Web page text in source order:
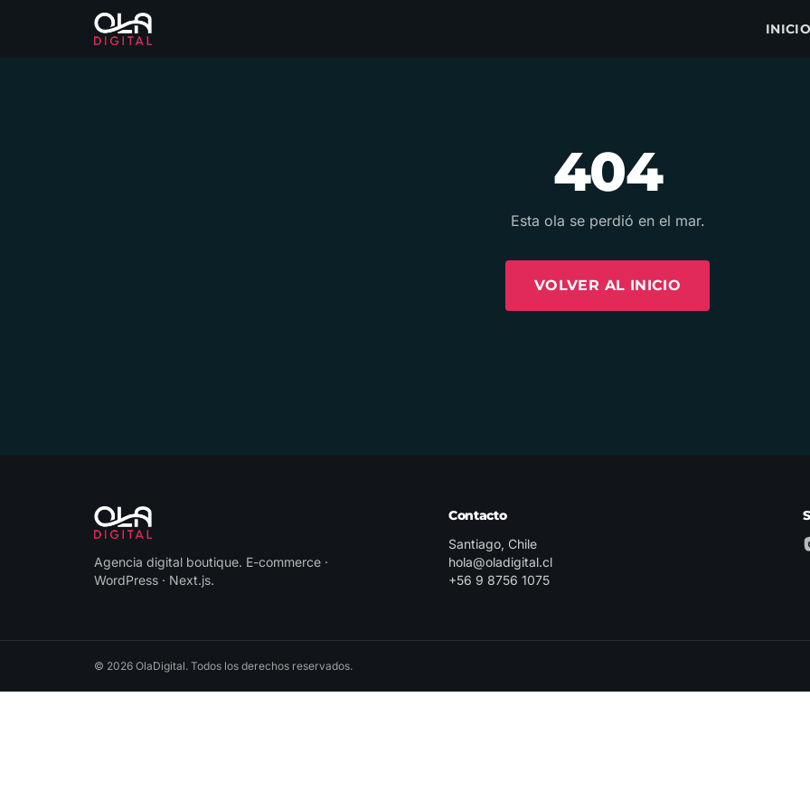
404
Esta ola se perdió en el mar.
VOLVER AL INICIO
Agencia digital boutique. E-commerce ·
WordPress · Next.js.
Contacto
Santiago, Chile
hola@oladigital.cl
+56 9 8756 1075
© 2026 OlaDigital. Todos los derechos reservados.